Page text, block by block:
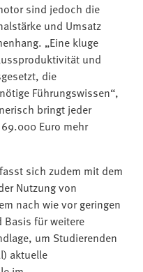
sind jedoch die
und Umsatz
„Eine kluge
und
die
Führungswissen“,
bringt jeder
Euro mehr
sich zudem mit dem
Nutzung von
nach wie vor geringen
Basis für weitere
um Studierenden
aktuelle